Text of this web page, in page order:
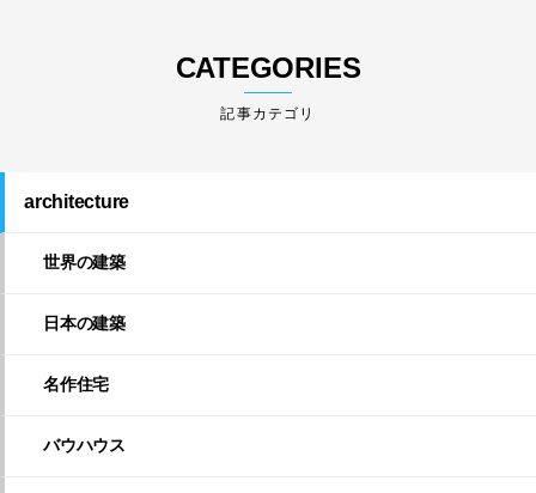
CATEGORIES
architecture
世界の建築
日本の建築
名作住宅
バウハウス